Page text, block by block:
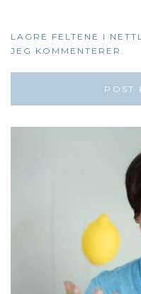
LAGRE FELTENE I
JEG KOMMENTERER.